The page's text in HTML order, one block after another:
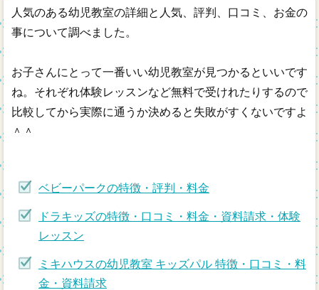
人気のある幼児教室の詳細と人気、評判、口コミ、お金の
事について調べました。
お子さんにとって一番いい幼児教室が見つかるといいです
ね。それぞれ体験レッスンなど無料で受けれたりするので
比較してから実際に通うか決めると失敗がすくないですよ
＾＾
ベビーパークの特徴・評判・料金
ドラキッズの特徴・口コミ・料金・資料請求・体験
レッスン
ミキハウスの幼児教室 キッズパル 特徴・口コミ・料
金・資料請求